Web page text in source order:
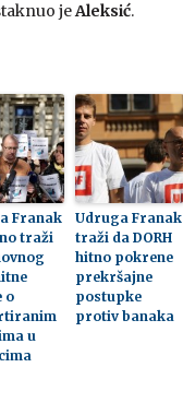
jeAleksić.
Franak
traži
o
u
Udruga Franak
traži da DORH
hitno pokrene
prekršajne
postupke
protiv banaka